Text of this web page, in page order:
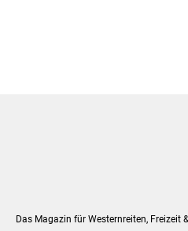
Das Magazin für Westernreiten, Freizeit